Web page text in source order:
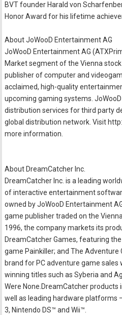
BVT founder Harald von
Honor Award for his lifetime
About JoWooD Entertainment AG
JoWooD Entertainment AG
Market segment of the Vienna
publisher of computer and
acclaimed, high-quality
upcoming gaming systems.
distribution services for third party
global distribution network. Visit
more information.
About DreamCatcher Inc.
DreamCatcher Inc. is a leading
of interactive entertainment
owned by JoWooD Entertainment
game publisher traded on the
1996, the company markets its
DreamCatcher Games, featuring
game Painkiller; and The Adventure
brand for PC adventure game sales
winning titles such as Syberia and
Were None.DreamCatcher
well as leading hardware platforms
3, Nintendo DS™ and Wii™.